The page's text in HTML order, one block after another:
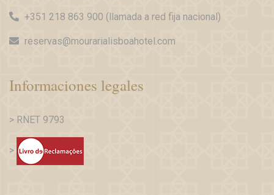
+351 218 863 900 (llamada a red fija nacional)
reservas@mourarialisboahotel.com
Informaciones legales
> RNET 9793
>